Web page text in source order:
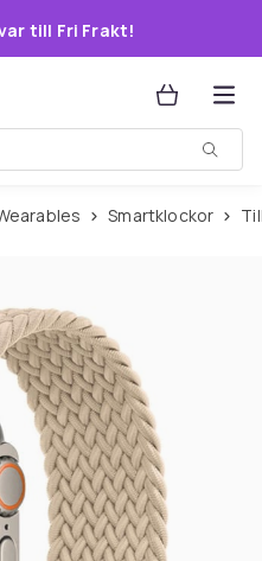
till Fri Frakt!
Wearables Smartklockor